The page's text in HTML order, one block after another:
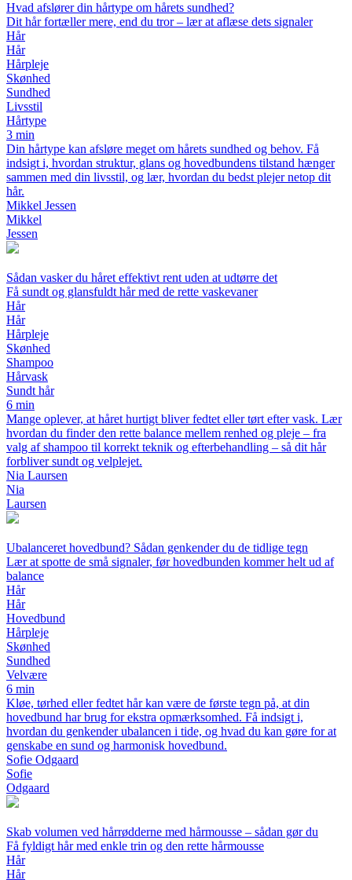
Hvad afslører din hårtype om hårets sundhed?
Dit hår fortæller mere, end du tror – lær at aflæse dets signaler
Hår
Hår
Hårpleje
Skønhed
Sundhed
Livsstil
Hårtype
3 min
Din hårtype kan afsløre meget om hårets sundhed og behov. Få
indsigt i, hvordan struktur, glans og hovedbundens tilstand hænger
sammen med din livsstil, og lær, hvordan du bedst plejer netop dit
hår.
Mikkel Jessen
Mikkel
Jessen
Sådan vasker du håret effektivt rent uden at udtørre det
Få sundt og glansfuldt hår med de rette vaskevaner
Hår
Hår
Hårpleje
Skønhed
Shampoo
Hårvask
Sundt hår
6 min
Mange oplever, at håret hurtigt bliver fedtet eller tørt efter vask. Lær
hvordan du finder den rette balance mellem renhed og pleje – fra
valg af shampoo til korrekt teknik og efterbehandling – så dit hår
forbliver sundt og velplejet.
Nia Laursen
Nia
Laursen
Ubalanceret hovedbund? Sådan genkender du de tidlige tegn
Lær at spotte de små signaler, før hovedbunden kommer helt ud af
balance
Hår
Hår
Hovedbund
Hårpleje
Skønhed
Sundhed
Velvære
6 min
Kløe, tørhed eller fedtet hår kan være de første tegn på, at din
hovedbund har brug for ekstra opmærksomhed. Få indsigt i,
hvordan du genkender ubalancen i tide, og hvad du kan gøre for at
genskabe en sund og harmonisk hovedbund.
Sofie Odgaard
Sofie
Odgaard
Skab volumen ved hårrødderne med hårmousse – sådan gør du
Få fyldigt hår med enkle trin og den rette hårmousse
Hår
Hår